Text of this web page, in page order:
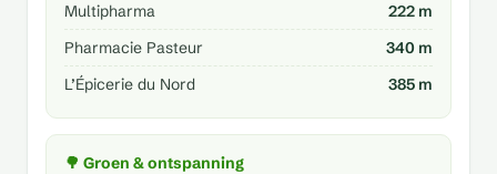
Multipharma
222 m
Pharmacie Pasteur
340 m
L’Épicerie du Nord
385 m
🌳 Groen & ontspanning